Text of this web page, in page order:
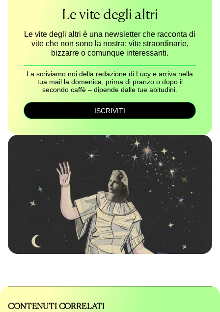
Le vite degli altri
Le vite degli altri è una newsletter che racconta di
vite che non sono la nostra: vite straordinarie,
bizzarre o comunque interessanti.
La scriviamo noi della redazione di Lucy e arriva nella
tua mail la domenica, prima di pranzo o dopo il
secondo caffè – dipende dalle tue abitudini.
ISCRIVITI
CONTENUTI CORRELATI